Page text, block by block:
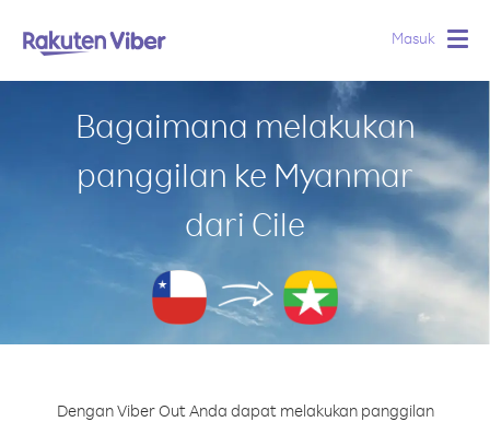
Masuk
Bagaimana melakukan
panggilan ke Myanmar
dari Cile
Dengan Viber Out Anda dapat melakukan panggilan